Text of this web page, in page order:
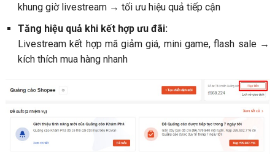
khung giờ livestream → tối ưu hiệu quả tiếp cận
Tăng hiệu quả khi kết hợp ưu đãi:
Livestream kết hợp mã giảm giá, mini game, flash sale →
kích thích mua hàng nhanh